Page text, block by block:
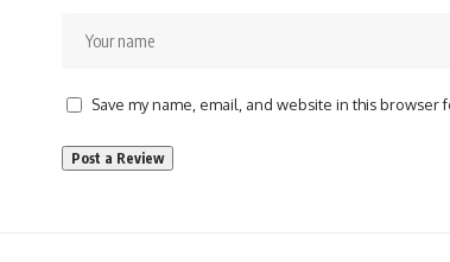
Save my name, email, and website in this browser